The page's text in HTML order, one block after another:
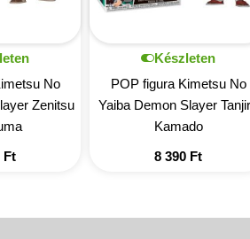
No
Zenitsu
Ft
Készleten
POP figura Kimetsu No
Yaiba Demon Slayer
Kamado
8 390 Ft